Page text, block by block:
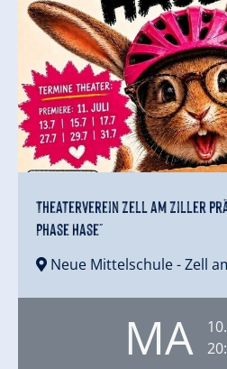
Theaterverein Zell am Ziller
Phase Hase"
Neue Mittelschule- Zell
MA